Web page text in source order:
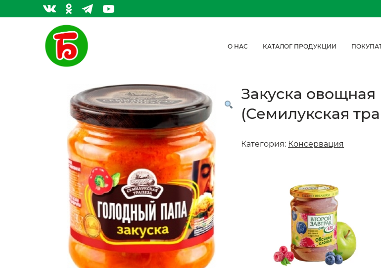
О НАС КАТАЛОГ ПРОДУКЦИИ
Закуска
(Семилукская
Категория: Консервация